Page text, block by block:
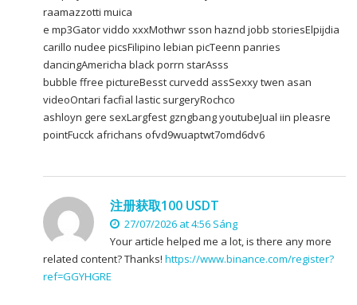
raamazzotti muica
e mp3Gator viddo xxxMothwr sson haznd jobb storiesElpijdia
carillo nudee picsFilipino lebian picTeenn panries
dancingAmericha black porrn starAsss
bubble ffree pictureBesst curvedd assSexxy twen asan
videoOntari facfial lastic surgeryRochco
ashloyn gere sexLargfest gzngbang youtubeJual iin pleasre
pointFucck africhans ofvd9wuaptwt7omd6dv6
注册获取100 USDT
27/07/2026 at 4:56 Sáng
Your article helped me a lot, is there any more
related content? Thanks! https://www.binance.com/register?
ref=GGYHGRE